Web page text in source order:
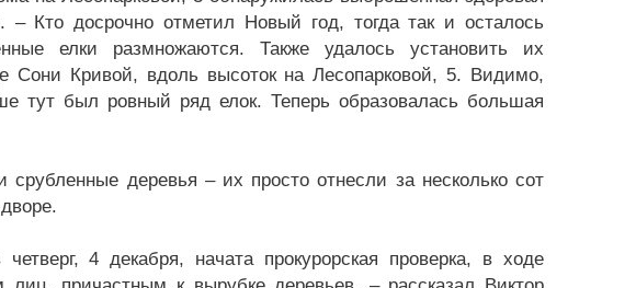
Кто досрочно отметил Новый год, тогда так и осталось
елки размножаются. Также удалось установить их
Сони Кривой, вдоль высоток на Лесопарковой, 5. Видимо,
тут был ровный ряд елок. Теперь образовалась большая
деревья – их просто отнесли за несколько сот
4 декабря, начата прокурорская проверка, в ходе